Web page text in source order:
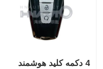
4 دکمه کلید هوشمند